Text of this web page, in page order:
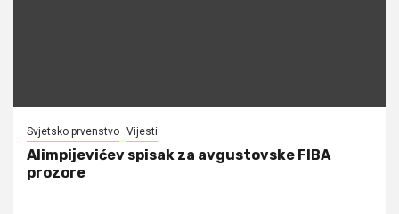
Svjetsko prvenstvo Vijesti
Alimpijevićev spisak za avgustovske FIBA
prozore